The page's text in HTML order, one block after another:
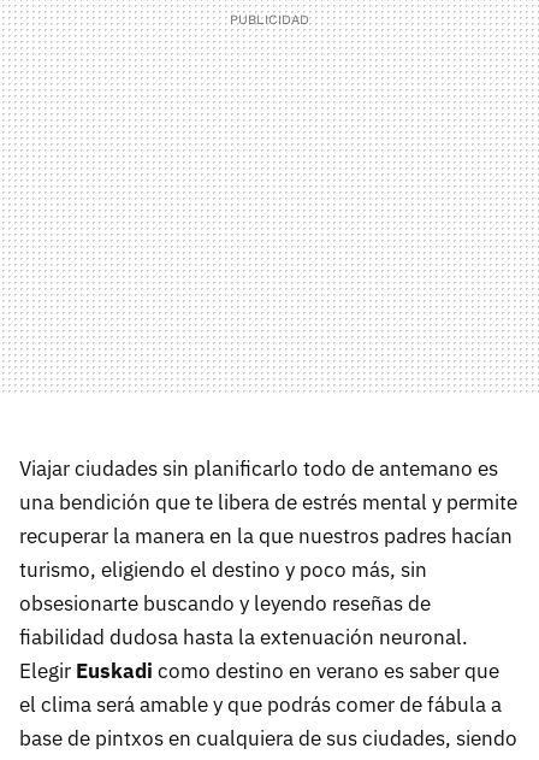
Viajar ciudades sin planificarlo todo de antemano es
una bendición que te libera de estrés mental y permite
recuperar la manera en la que nuestros padres hacían
turismo, eligiendo el destino y poco más, sin
obsesionarte buscando y leyendo reseñas de
fiabilidad dudosa hasta la extenuación neuronal.
Elegir Euskadi como destino en verano es saber que
el clima será amable y que podrás comer de fábula a
base de pintxos en cualquiera de sus ciudades, siendo